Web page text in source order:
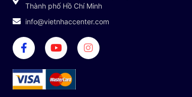
Thành phố Hồ Chí Minh
info@vietnhaccenter.com